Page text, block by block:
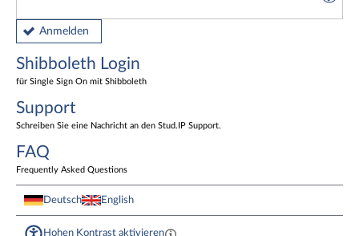
Anmelden
Shibboleth Login
für Single Sign On mit Shibboleth
Support
Schreiben Sie eine Nachricht an den Stud.IP Support.
FAQ
Frequently Asked Questions
Deutsch English
Hohen Kontrast aktivieren